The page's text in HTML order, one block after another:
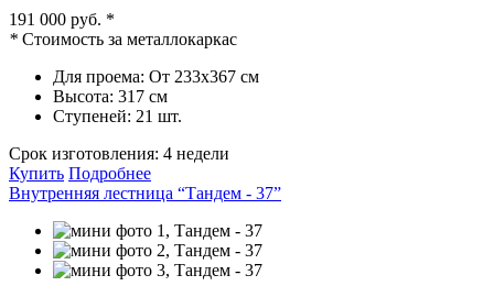
191 000 руб. *
* Стоимость за металлокаркас
Для проема: От 233х367 см
Высота: 317 см
Ступеней: 21 шт.
Срок изготовления: 4 недели
Купить Подробнее
Внутренняя лестница “Тандем - 37”